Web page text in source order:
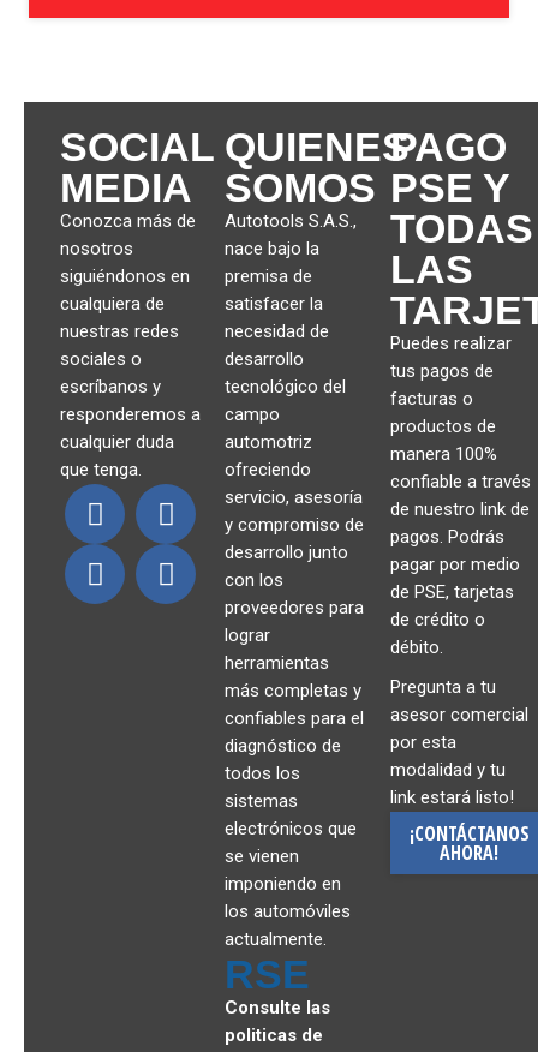
SOCIAL
MEDIA
Conozca más de
nosotros
siguiéndonos en
cualquiera de
nuestras redes
sociales o
escríbanos y
responderemos a
cualquier duda
que tenga.
QUIENES
SOMOS
Autotools S.A.S.,
nace bajo la
premisa de
satisfacer la
necesidad de
desarrollo
tecnológico del
campo
automotriz
ofreciendo
servicio, asesoría
y compromiso de
desarrollo junto
con los
proveedores para
lograr
herramientas
más completas y
confiables para el
diagnóstico de
todos los
sistemas
electrónicos que
se vienen
imponiendo en
los automóviles
actualmente.
RSE
Consulte las
politicas de
PAGO
PSE Y
TODAS
LAS
Puedes realizar
tus pagos de
facturas o
productos de
manera 100%
confiable a través
de nuestro link de
pagos. Podrás
pagar por medio
de PSE, tarjetas
de crédito o
débito.
Pregunta a tu
asesor comercial
por esta
modalidad y tu
link estará listo!
¡CONTÁCTANOS
AHORA!